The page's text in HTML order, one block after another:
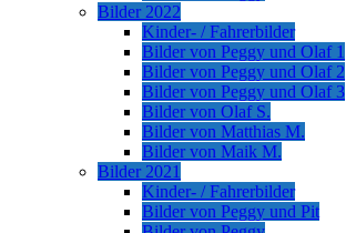
Bilder 2022
Kinder- / Fahrerbilder
Bilder von Peggy und Olaf 1
Bilder von Peggy und Olaf 2
Bilder von Peggy und Olaf 3
Bilder von Olaf S.
Bilder von Matthias M.
Bilder von Maik M.
Bilder 2021
Kinder- / Fahrerbilder
Bilder von Peggy und Pit